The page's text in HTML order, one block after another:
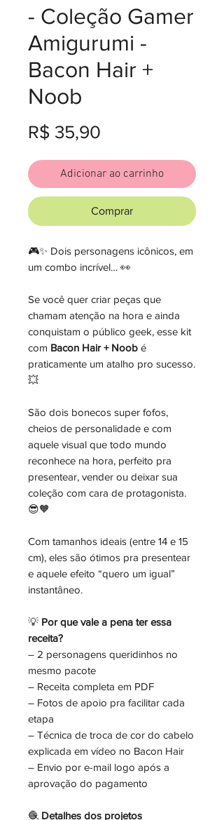
- Coleção Gamer
Amigurumi -
Bacon Hair +
Noob
R$ 35,90
Adicionar ao carrinho
Comprar
🎮✨ Dois personagens icônicos, em
um combo incrível… 👀
Se você quer criar peças que
chamam atenção na hora e ainda
conquistam o público geek, esse kit
com Bacon Hair + Noob é
praticamente um atalho pro sucesso.
💥
São dois bonecos super fofos,
cheios de personalidade e com
aquele visual que todo mundo
reconhece na hora, perfeito pra
presentear, vender ou deixar sua
coleção com cara de protagonista.
😎🧡
Com tamanhos ideais (entre 14 e 15
cm), eles são ótimos pra presentear
e aquele efeito “quero um igual”
instantâneo.
💡 Por que vale a pena ter essa
receita?
– 2 personagens queridinhos no
mesmo pacote
– Receita completa em PDF
– Fotos de apoio pra facilitar cada
etapa
– Técnica de troca de cor do cabelo
explicada em vídeo no Bacon Hair
– Envio por e-mail logo após a
aprovação do pagamento
🧶 Detalhes dos projetos